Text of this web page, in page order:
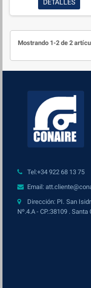
DETALLES
Mostrando 1-2 de 2
Tel:+34 922 68 13 75
Email:
Dirección: PI. San
Nº.4.A - CP.:38109 .